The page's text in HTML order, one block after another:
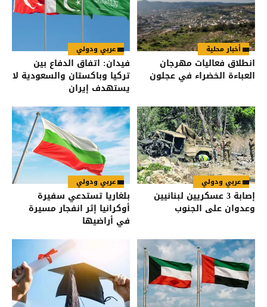
أخبار محلية
انطلاق فعاليات مهرجان
العباءة الخضراء في عجلون
عربي ودولي
فيدان: اتفاق الدفاع بين
تركيا وباكستان والسعودية لا
يستهدف إيران
عربي ودولي
إصابة 3 عسكريين لبنانيين
وعدوان على الجنوب
عربي ودولي
بلغاريا تستدعي سفيرة
أوكرانيا إثر انفجار مسيرة
في أراضيها